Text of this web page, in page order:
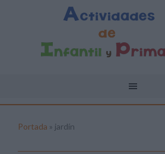
Portada » jardín